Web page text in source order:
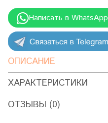
Написать в WhatsApp
ОПИСАНИЕ
ХАРАКТЕРИСТИКИ
ОТЗЫВЫ (0)